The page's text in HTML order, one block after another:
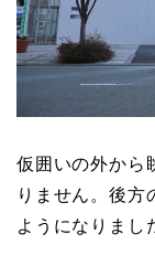
仮囲いの外から
りません。後方
ようになりまし